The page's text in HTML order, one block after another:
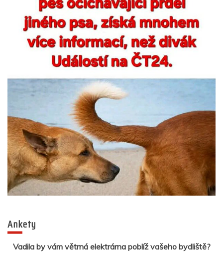
Ankety
Vadila by vám větrná elektrárna poblíž vašeho bydliště?